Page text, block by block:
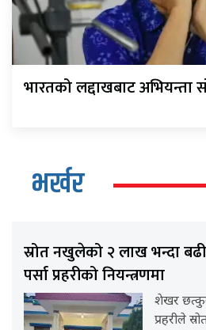
भारतको लद्दाखबाट अभियन्ता
भर्खर
स्रोत नखुलेको २ लाख भन्दा
पर्सा प्रहरीको नियन्त्रणमा
शेखर
प्रहरीले